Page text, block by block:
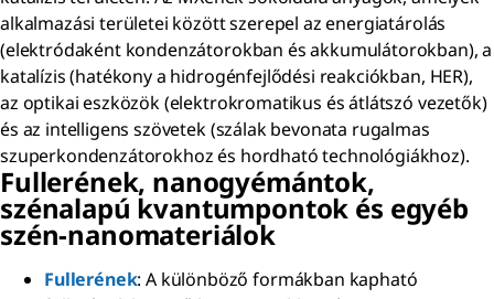
alkalmazási területei között szerepel az energiatárolás
(elektródaként kondenzátorokban és akkumulátorokban), a
katalízis (hatékony a hidrogénfejlődési reakciókban, HER),
az optikai eszközök (elektrokromatikus és átlátszó vezetők)
és az intelligens szövetek (szálak bevonata rugalmas
szuperkondenzátorokhoz és hordható technológiákhoz).
Fullerének, nanogyémántok,
szénalapú kvantumpontok és egyéb
szén-nanomateriálok
Fullerének: A különböző formákban kapható